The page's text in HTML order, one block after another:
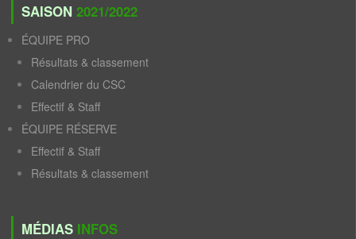
SAISON 2021/2022
ÉQUIPE PRO
Résultats & classement
Calendrier du CSC
Effectif & Staff
ÉQUIPE RÉSERVE
Effectif & Staff
Résultats & classement
MÉDIAS INFOS